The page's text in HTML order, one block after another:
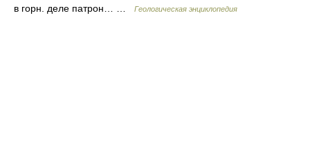
в горн. деле патрон… …
Геологическая энциклопедия